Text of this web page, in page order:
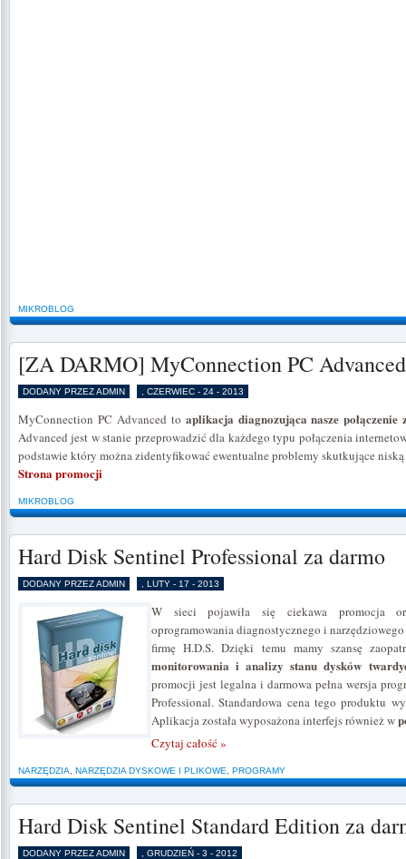
MIKROBLOG
[ZA DARMO] MyConnection PC Advanced
DODANY PRZEZ ADMIN , CZERWIEC - 24 - 2013
MyConnection PC Advanced to aplikacja diagnozująca nasze połączenie
Advanced jest w stanie przeprowadzić dla każdego typu połączenia
podstawie który można zidentyfikować ewentualne problemy skutkujące niską
Strona promocji
MIKROBLOG
Hard Disk Sentinel Professional za darmo
DODANY PRZEZ ADMIN , LUTY - 17 - 2013
W sieci pojawiła się ciekawa promocja
oprogramowania diagnostycznego i
firmę H.D.S. Dzięki temu mamy szansę
monitorowania i analizy stanu dysków
promocji jest legalna i darmowa pełna wersja
Professional. Standardowa cena tego produktu
Aplikacja została wyposażona interfejs również w
Czytaj całość »
NARZĘDZIA NARZĘDZIA DYSKOWE I PLIKOWE PROGRAMY
Hard Disk Sentinel Standard Edition za
DODANY PRZEZ ADMIN , GRUDZIEŃ - 3 - 2012